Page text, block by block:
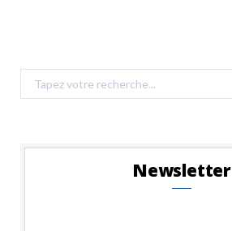
Search
for:
Newsletter